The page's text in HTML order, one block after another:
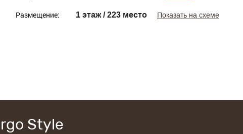
Размещение: 1 этаж / 223 место Показать на схеме
Style